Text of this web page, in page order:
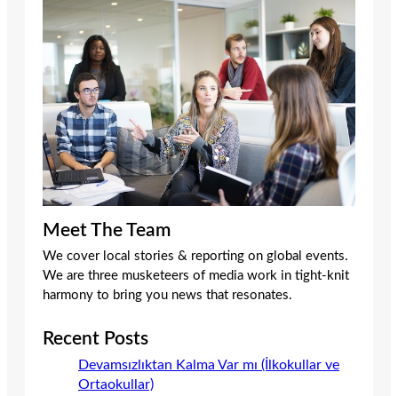
Meet The Team
We cover local stories & reporting on global events.
We are three musketeers of media work in tight-knit
harmony to bring you news that resonates.
Recent Posts
Devamsızlıktan Kalma Var mı (İlkokullar ve
Ortaokullar)